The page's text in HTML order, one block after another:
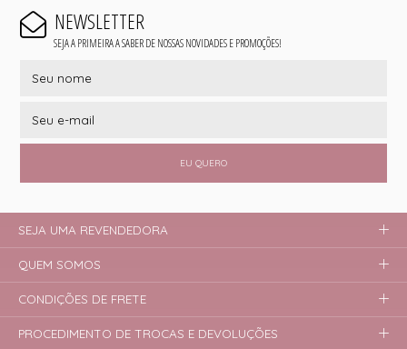
NEWSLETTER
SEJA A PRIMEIRA A SABER DE NOSSAS NOVIDADES E PROMOÇÕES!
EU QUERO
SEJA UMA REVENDEDORA
QUEM SOMOS
CONDIÇÕES DE FRETE
PROCEDIMENTO DE TROCAS E DEVOLUÇÕES